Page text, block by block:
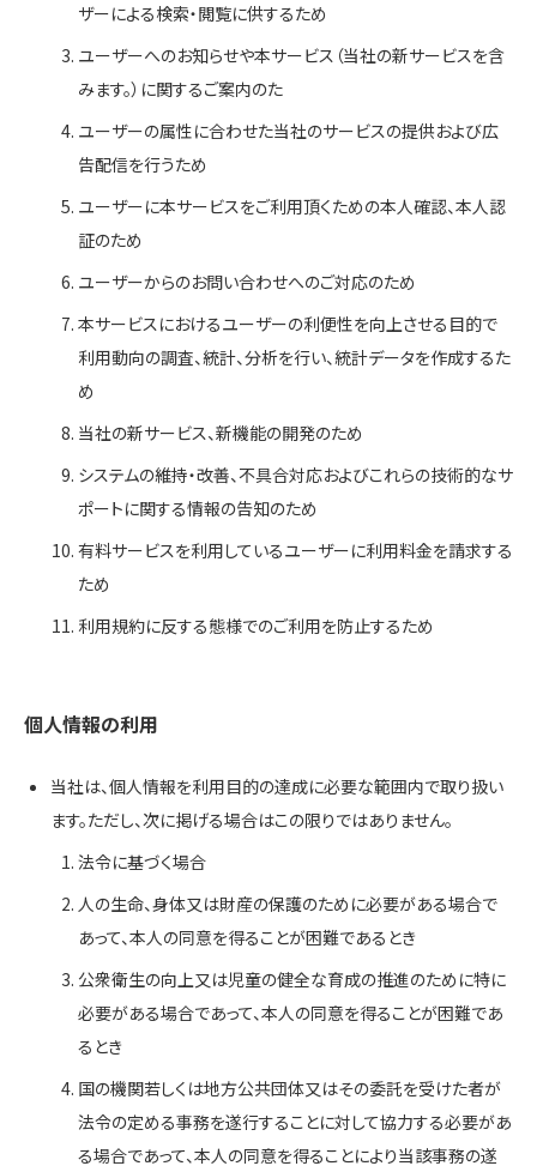
ザーによる検索・閲覧に供するため
ユーザーへのお知らせや本サービス（当社の新サービスを含
みます。）に関するご案内のた
ユーザーの属性に合わせた当社のサービスの提供および広
告配信を行うため
ユーザーに本サービスをご利用頂くための本人確認、本人認
証のため
ユーザーからのお問い合わせへのご対応のため
本サービスにおけるユーザーの利便性を向上させる目的で
利用動向の調査、統計、分析を行い、統計データを作成するた
め
当社の新サービス、新機能の開発のため
システムの維持・改善、不具合対応およびこれらの技術的なサ
ポートに関する情報の告知のため
有料サービスを利用しているユーザーに利用料金を請求する
ため
利用規約に反する態様でのご利用を防止するため
個人情報の利用
当社は、個人情報を利用目的の達成に必要な範囲内で取り扱い
ます。ただし、次に掲げる場合はこの限りではありません。
法令に基づく場合
人の生命、身体又は財産の保護のために必要がある場合で
あって、本人の同意を得ることが困難であるとき
公衆衛生の向上又は児童の健全な育成の推進のために特に
必要がある場合であって、本人の同意を得ることが困難であ
るとき
国の機関若しくは地方公共団体又はその委託を受けた者が
法令の定める事務を遂行することに対して協力する必要があ
る場合であって、本人の同意を得ることにより当該事務の遂